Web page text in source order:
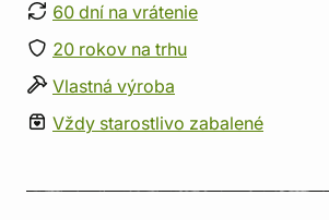
60 dní na vrátenie
20 rokov na trhu
Vlastná výroba
Vždy starostlivo zabalené